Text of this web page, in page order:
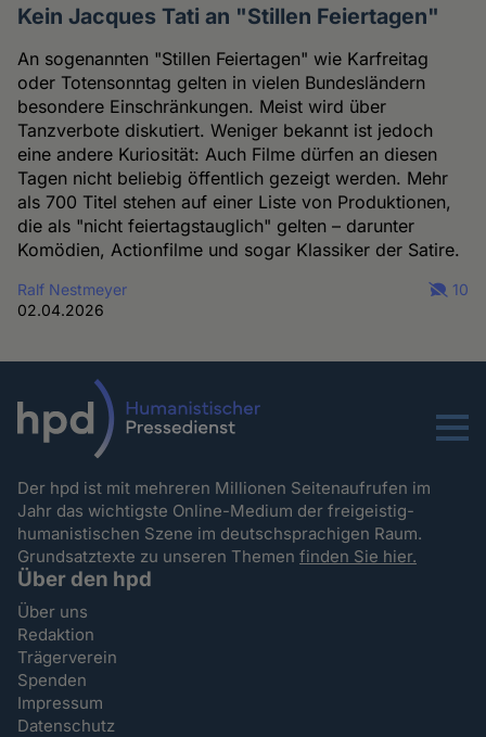
Kein Jacques Tati an "Stillen Feiertagen"
An sogenannten "Stillen Feiertagen" wie Karfreitag
oder Totensonntag gelten in vielen Bundesländern
besondere Einschränkungen. Meist wird über
Tanzverbote diskutiert. Weniger bekannt ist jedoch
eine andere Kuriosität: Auch Filme dürfen an diesen
Tagen nicht beliebig öffentlich gezeigt werden. Mehr
als 700 Titel stehen auf einer Liste von Produktionen,
die als "nicht feiertagstauglich" gelten – darunter
Komödien, Actionfilme und sogar Klassiker der Satire.
Ralf Nestmeyer
02.04.2026
10
Menu
Der hpd ist mit mehreren Millionen Seitenaufrufen im
Jahr das wichtigste Online-Medium der freigeistig-
humanistischen Szene im deutschsprachigen Raum.
Grundsatztexte zu unseren Themenfinden Sie hier.
Über den hpd
Über uns
Redaktion
Trägerverein
Spenden
Impressum
Datenschutz